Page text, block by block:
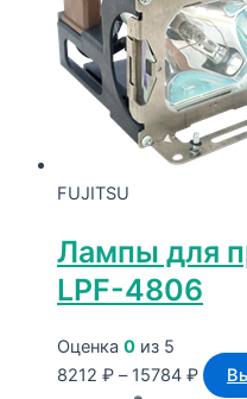
FUJITSU
Лампы для
LPF-4806
Оценка 0 из 5
8212 ₽ – 15784 ₽